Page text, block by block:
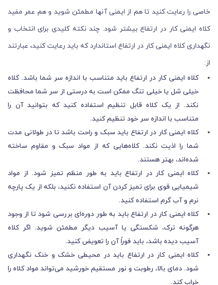
خاصی را رعایت کنید تا هم از ایمنی آنها مطمئن شوید و هم عمر مفید
کلاه ایمنی کار در ارتفاع بیشتر شود. چند نکته کلیدی برای انتخاب و
نگهداری کلاه ایمنی کار در ارتفاع استاندارد که باید رعایت کنید، عبارتند
از:
کلاه ایمنی کار در ارتفاع باید متناسب با اندازه سر شما باشد. کلاه
خیلی شل یا خیلی تنگ ممکن است به درستی از سر شما محافظت
نکند. از یک کلاه قابل تنظیم استفاده کنید که بتوانید آن را
متناسب با اندازه سر خود تنظیم کنید.
کلاه ایمنی کار در ارتفاع باید سبک و راحت باشد تا در طولانی مدت
شما را اذیت نکند. کلاه‌هایی که از مواد سبک و مقاوم ساخته
شده‌اند، بهتر هستند.
کلاه ایمنی کار در ارتفاع باید به طور منظم تمیز شود. از مواد
شیمیایی قوی برای تمیز کردن آن استفاده نکنید، بلکه از یک پارچه
نرم و آب گرم استفاده کنید.
کلاه ایمنی کار در ارتفاع باید به طور دوره‌ای بررسی شود تا از وجود
هرگونه ترک، شکستگی یا آسیب دیگر مطمئن شوید. اگر کلاه
آسیب دیده باشد، باید فوراً آن را تعویض کنید.
کلاه ایمنی کار در ارتفاع باید در محیطی خشک و خنک نگهداری
شود. دمای بالا، رطوبت و نور مستقیم خورشید می‌تواند مواد کلاه را
خراب کند.